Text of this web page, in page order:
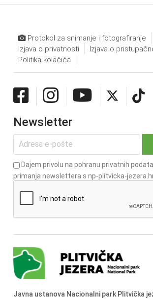
Protokol za snimanje i fotografiranje
Izjava o privatnosti
Izjava o
Politika kolačića
Newsletter
Dajem privolu na pohranu privatnih
primanja newslettera s np-plitvicka-
Javna ustanova Nacionalni park Plitvička